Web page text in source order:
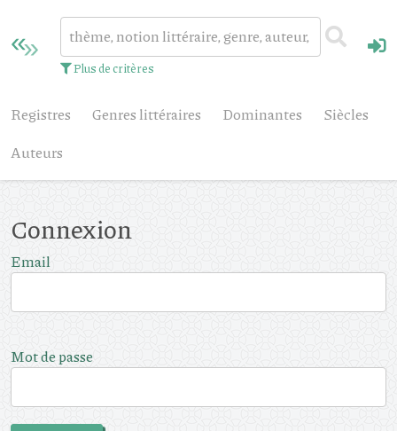
Plus de critères
Registres Genres littéraires Dominantes
Siècles
Auteurs
Connexion
Email
Mot de passe